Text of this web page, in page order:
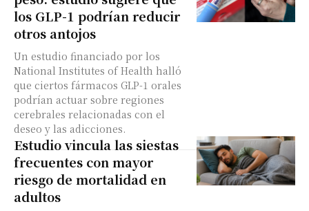
los GLP-1 podrían reducir
otros antojos
Un estudio financiado por los
National Institutes of Health halló
que ciertos fármacos GLP-1 orales
podrían actuar sobre regiones
cerebrales relacionadas con el
deseo y las adicciones.
Estudio vincula las siestas
frecuentes con mayor
riesgo de mortalidad en
adultos